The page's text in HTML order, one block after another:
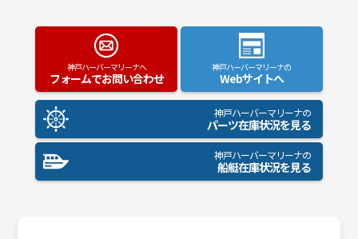
神戸ハーバーマリーナへ
フォームでお問い合わせ
神戸ハーバーマリーナの
Webサイトへ
神戸ハーバーマリーナの
パーツ在庫状況を見る
神戸ハーバーマリーナの
船艇在庫状況を見る